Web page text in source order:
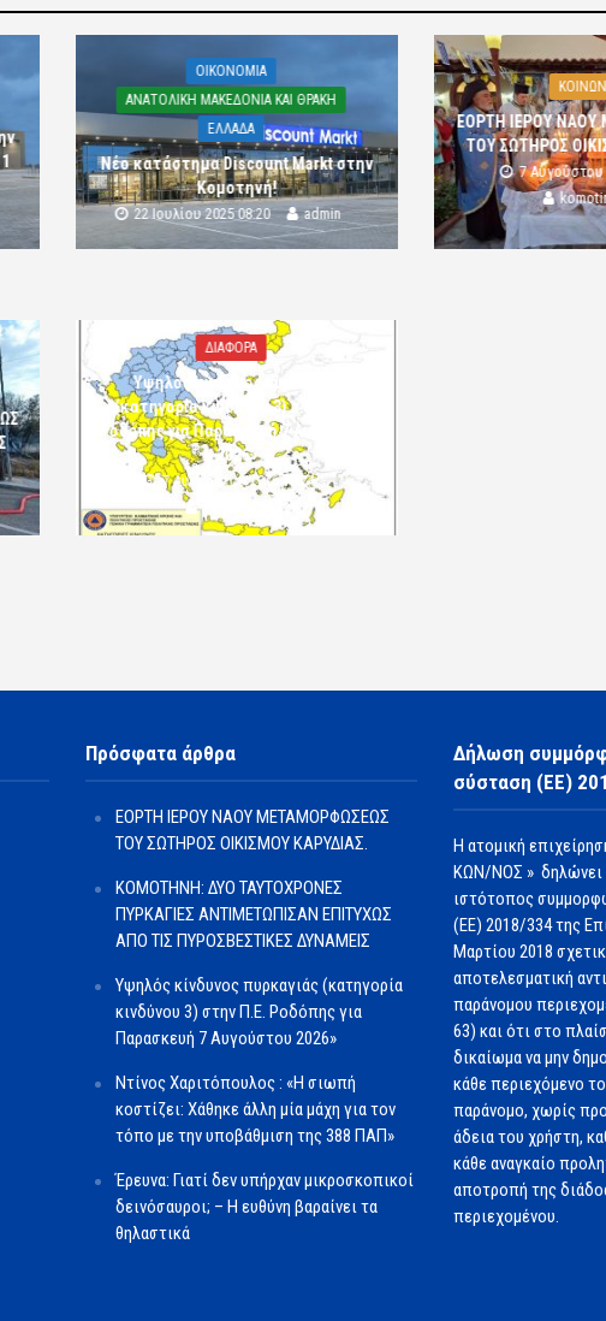
OIKONOMIA
ΑΝΑΤΟΛΙΚΗ ΜΑΚΕΔΟΝΙΑ ΚΑΙ ΘΡΑΚΗ
ΕΛΛΑΔΑ
Νέο κατάστημα Discount Markt στην
Κομοτηνή!
22 Ιουλίου 2025 08:20 admin
ΕΟΡΤΗ ΙΕΡΟΥ
ΤΟΥ ΣΩΤΗΡΟΣ
7 Αυγούστου
ΔΙΑΦΟΡΑ
Υψηλός κίνδυνος πυρκαγιάς
(κατηγορία κινδύνου 3) στην Π.Ε.
Ροδόπης για Παρασκευή 7 Αυγούστου
2026»
7 Αυγούστου 2026 10:24
Πρόσφατα άρθρα
ΕΟΡΤΗ ΙΕΡΟΥ ΝΑΟΥ ΜΕΤΑΜΟΡΦΩΣΕΩΣ
ΤΟΥ ΣΩΤΗΡΟΣ ΟΙΚΙΣΜΟΥ ΚΑΡΥΔΙΑΣ.
ΚΟΜΟΤΗΝΗ: ΔΥΟ ΤΑΥΤΟΧΡΟΝΕΣ
ΠΥΡΚΑΓΙΕΣ ΑΝΤΙΜΕΤΩΠΙΣΑΝ ΕΠΙΤΥΧΩΣ
ΑΠΟ ΤΙΣ ΠΥΡΟΣΒΕΣΤΙΚΕΣ ΔΥΝΑΜΕΙΣ
Υψηλός κίνδυνος πυρκαγιάς (κατηγορία
κινδύνου 3) στην Π.Ε. Ροδόπης για
Παρασκευή 7 Αυγούστου 2026»
Ντίνος Χαριτόπουλος : «Η σιωπή
κοστίζει: Χάθηκε άλλη μία μάχη για τον
τόπο με την υποβάθμιση της 388 ΠΑΠ»
Έρευνα: Γιατί δεν υπήρχαν μικροσκοπικοί
δεινόσαυροι; – Η ευθύνη βαραίνει τα
θηλαστικά
Δήλωση
σύσταση (ΕΕ)
Η ατομική
ΚΩΝ/ΝΟΣ » δηλώνει
ιστότοπος
(ΕΕ) 2018/334 της
Μαρτίου 2018
αποτελεσματική
παράνομου
63) και ότι στο
δικαίωμα να μην
κάθε περιεχόμενο
παράνομο, χωρίς
άδεια του χρήστη,
κάθε αναγκαίο
αποτροπή της
περιεχομένου.